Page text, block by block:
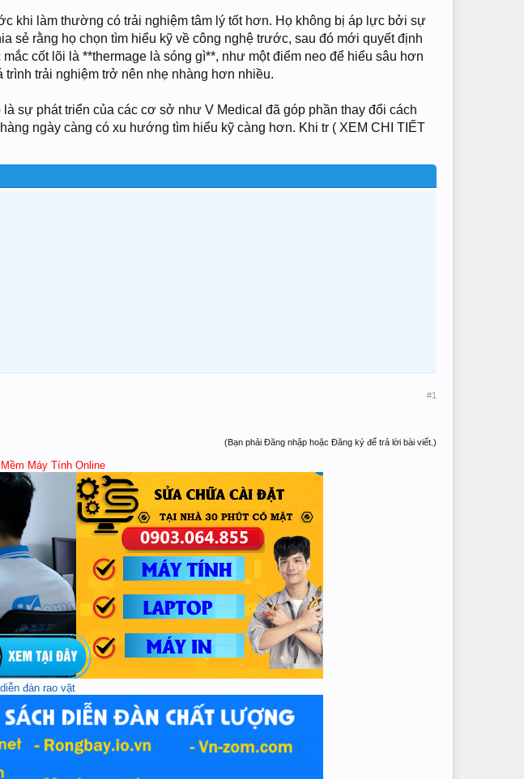
khi làm thường có trải nghiệm tâm lý tốt hơn. Họ không bị áp lực bởi sự
sẻ rằng họ chọn tìm hiểu kỹ về công nghệ trước, sau đó mới quyết định
cốt lõi là **thermage là sóng gì**, như một điểm neo để hiểu sâu hơn
trải nghiệm trở nên nhẹ nhàng hơn nhiều.
sự phát triển của các cơ sở như V Medical đã góp phần thay đổi cách
ngày càng có xu hướng tìm hiểu kỹ càng hơn. Khi tr ( XEM CHI TIẾT
#1
(Bạn phải Đăng nhập hoặc Đăng ký để trả lời bài viết.)
Máy Tính Online
đàn rao vặt